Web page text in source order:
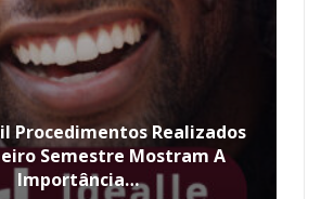
Procedimentos Realizados
Semestre Mostram A
Importância…